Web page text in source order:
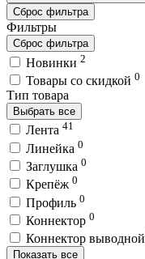
Сброс фильтра
Фильтры
Сброс фильтра
Новинки 2
Товары со скидкой 0
Тип товара
Выбрать все
Лента 41
Линейка 0
Заглушка 0
Крепёж 0
Профиль 0
Коннектор 0
Коннектор выводной
Показать все